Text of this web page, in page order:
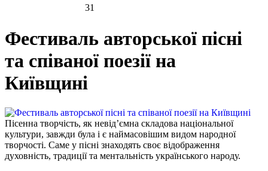
31
Фестиваль авторської пісні
та співаної поезії на
Київщині
Пісенна творчість, як невід’ємна складова національної
культури, завжди була і є наймасовішим видом народної
творчості. Саме у пісні знаходять своє відображення
духовність, традиції та ментальність українського народу.